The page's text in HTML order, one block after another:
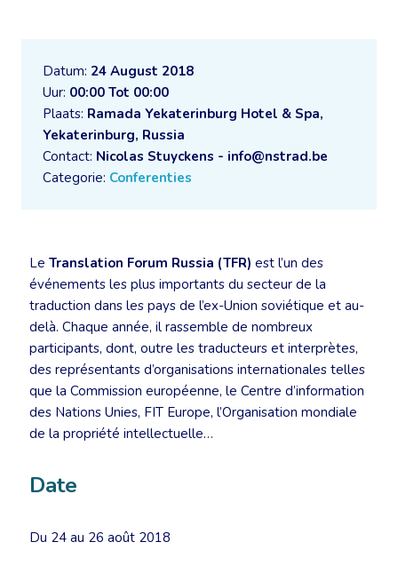
Datum: 24 August 2018
Uur: 00:00 Tot 00:00
Plaats: Ramada Yekaterinburg Hotel & Spa,
Yekaterinburg, Russia
Contact: Nicolas Stuyckens - info@nstrad.be
Categorie: Conferenties
Le Translation Forum Russia (TFR) est l’un des
événements les plus importants du secteur de la
traduction dans les pays de l’ex-Union soviétique et au-
delà. Chaque année, il rassemble de nombreux
participants, dont, outre les traducteurs et interprètes,
des représentants d’organisations internationales telles
que la Commission européenne, le Centre d’information
des Nations Unies, FIT Europe, l’Organisation mondiale
de la propriété intellectuelle…
Date
Du 24 au 26 août 2018